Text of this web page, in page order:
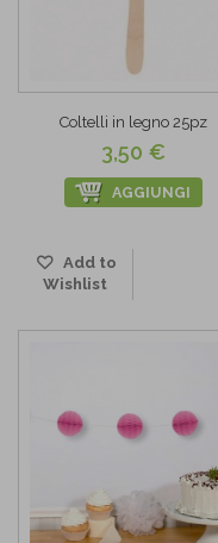
Coltelli in legno 25pz
3,50 €
AGGIUNGI
Add to
Wishlist